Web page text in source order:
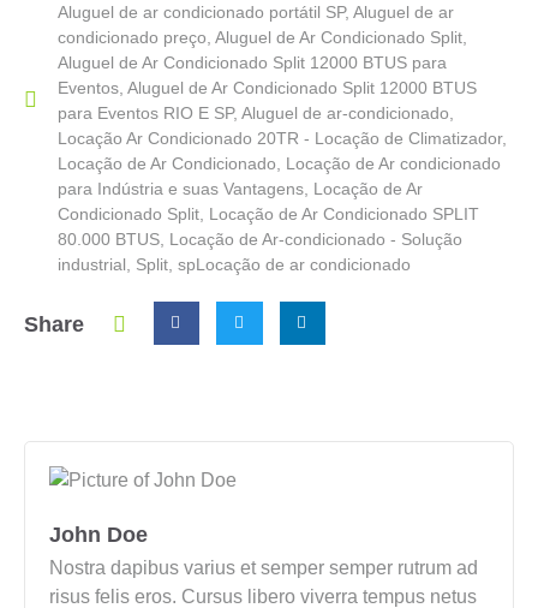
Aluguel de ar condicionado portátil SP, Aluguel de ar
condicionado preço Aluguel de Ar Condicionado Split
Aluguel de Ar Condicionado Split 12000 BTUS para
Eventos Aluguel de Ar Condicionado Split 12000 BTUS
para Eventos RIO E SP, Aluguel de ar-condicionado
Locação Ar Condicionado 20TR - Locação de Climatizador,
Locação de Ar Condicionado
Locação de Ar condicionado
para Indústria e suas Vantagens Locação de Ar
Condicionado Split Locação de Ar Condicionado SPLIT
80.000 BTUS Locação de Ar-condicionado - Solução
industrial
Split spLocação de ar condicionado
Share
John Doe
Nostra dapibus varius et semper semper rutrum ad
risus felis eros. Cursus libero viverra tempus netus